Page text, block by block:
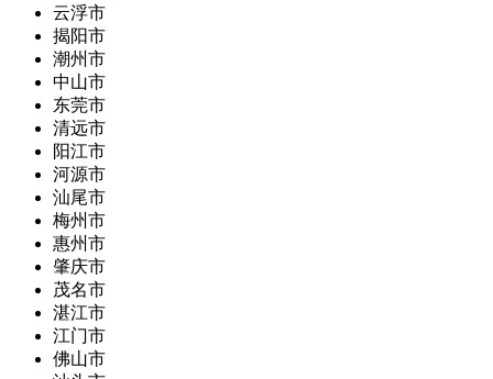
云浮市
揭阳市
潮州市
中山市
东莞市
清远市
阳江市
河源市
汕尾市
梅州市
惠州市
肇庆市
茂名市
湛江市
江门市
佛山市